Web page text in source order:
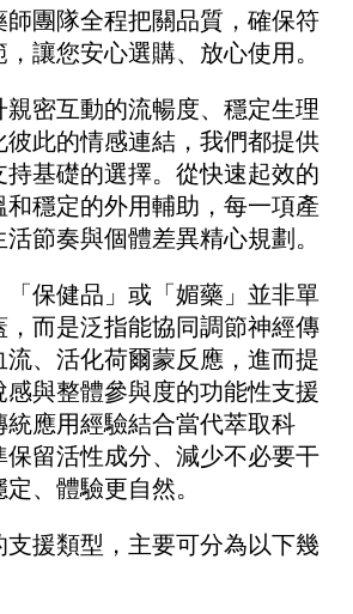
師團隊全程把關品質，確保符
讓您安心選購、放心使用。
密互動的流暢度、穩定生理
彼此的情感連結，我們都提供
持基礎的選擇。從快速起效的
和穩定的外用輔助，每一項產
節奏與個體差異精心規劃。
保健品」或「媚藥」並非單
，而是泛指能協同調節神經傳
、活化荷爾蒙反應，進而提
感與整體參與度的功能性支援
統應用經驗結合當代萃取科
保留活性成分、減少不必要干
、體驗更自然。
支援類型，主要可分為以下幾